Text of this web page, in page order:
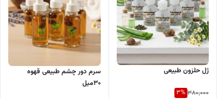
ژل حلزون طبیعی
380,000
3%
سرم دور چشم طبیعی قهوه
30میل